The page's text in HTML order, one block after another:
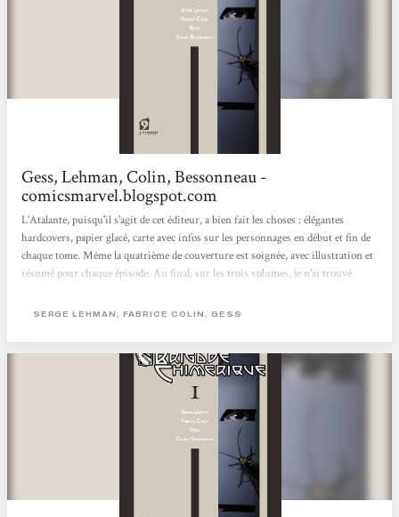
Gess, Lehman, Colin, Bessonneau -
comicsmarvel.blogspot.com
L'Atalante, puisqu'il s'agit de cet éditeur, a bien fait les choses : élégantes
hardcovers, papier glacé, carte avec infos sur les personnages en début et fin de
chaque tome. Même la quatrième de couverture est soignée, avec illustration et
résumé pour chaque épisode. Au final, sur les trois volumes, je n'ai trouvé
case, au niveau du lettrage. Autant dire rien du tout en comparaison de certains
ancrée dans l'Histoire et les...
SERGE LEHMAN, FABRICE COLIN, GESS